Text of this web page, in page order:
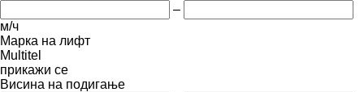
–
м/ч
Марка на лифт
Multitel
прикажи се
Висина на подигање